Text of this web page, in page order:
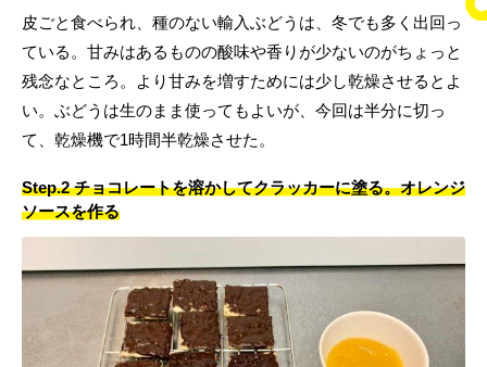
皮ごと食べられ、種のない輸入ぶどうは、冬でも多く出回っ
ている。甘みはあるものの酸味や香りが少ないのがちょっと
残念なところ。より甘みを増すためには少し乾燥させるとよ
い。ぶどうは生のまま使ってもよいが、今回は半分に切っ
て、乾燥機で1時間半乾燥させた。
Step.2 チョコレートを溶かしてクラッカーに塗る。オレンジ
ソースを作る